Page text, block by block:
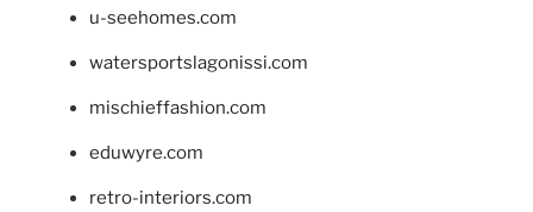
u-seehomes.com
watersportslagonissi.com
mischieffashion.com
eduwyre.com
retro-interiors.com